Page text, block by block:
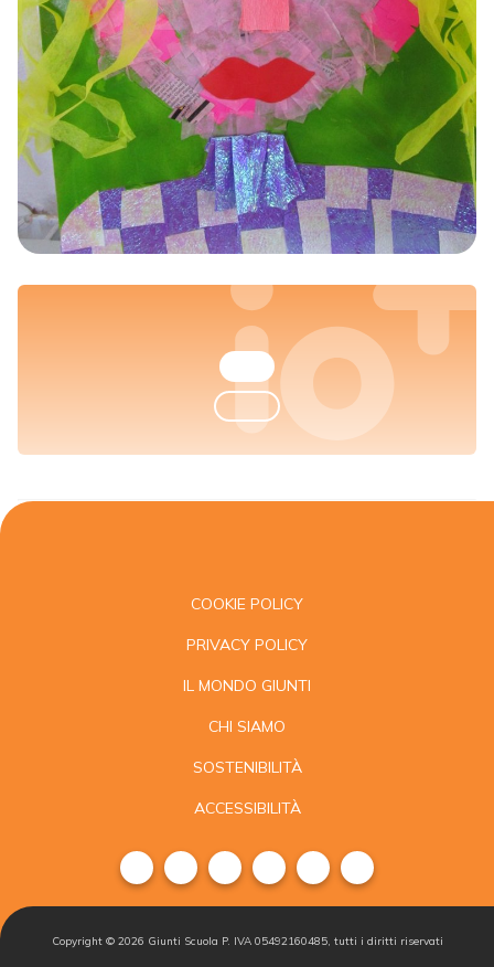
COOKIE POLICY
PRIVACY POLICY
IL MONDO GIUNTI
CHI SIAMO
SOSTENIBILITÀ
ACCESSIBILITÀ
Copyright © 2026 Giunti Scuola P. IVA 05492160485, tutti i diritti riservati